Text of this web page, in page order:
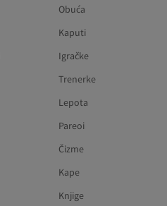
Obuća
Kaputi
Igračke
Trenerke
Lepota
Pareoi
Čizme
Kape
Knjige